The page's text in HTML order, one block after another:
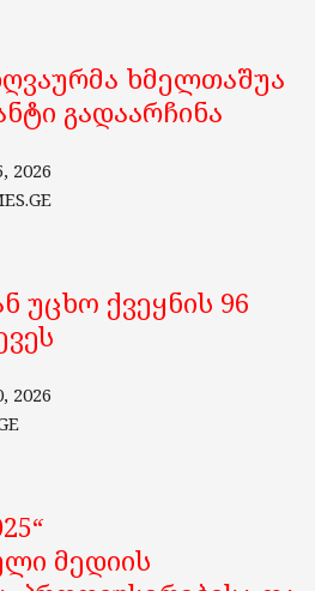
ხმელთაშუა
გადაარჩინა
2026
უცხო ქვეყნის 96
2026
მედიის